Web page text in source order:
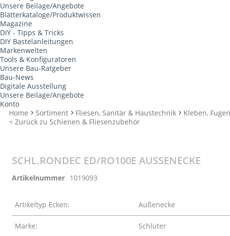
Unsere Beilage/Angebote
Blätterkataloge/Produktwissen
Magazine
DIY - Tipps & Tricks
DIY Bastelanleitungen
Markenwelten
Tools & Konfiguratoren
Unsere Bau-Ratgeber
Bau-News
Digitale Ausstellung
Unsere Beilage/Angebote
Konto
Home
Sortiment Fliesen, Sanitär & Haustechnik Kleben,
< Zurück zu Schienen & Fliesenzubehör
SCHL.RONDEC ED/RO100E AUSSENECKE
Artikelnummer 1019093
Artikeltyp Ecken: Außenecke
Marke: Schlüter